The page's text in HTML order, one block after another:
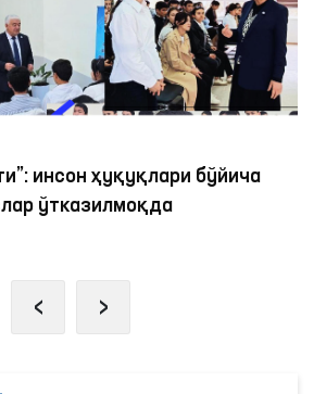
аёллар ва болаларга
қарши курашиш
‹ ›